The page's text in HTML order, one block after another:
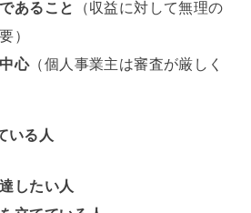
あること
（収益に対して無理の
）
心（個人事業主は審査が厳しく
いる人
したい人